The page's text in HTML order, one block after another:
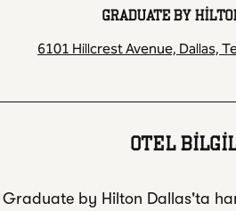
GRADUATE BY
6101 Hillcrest Avenue, Dallas,
OTEL
Graduate by Hilton Dallas'ta